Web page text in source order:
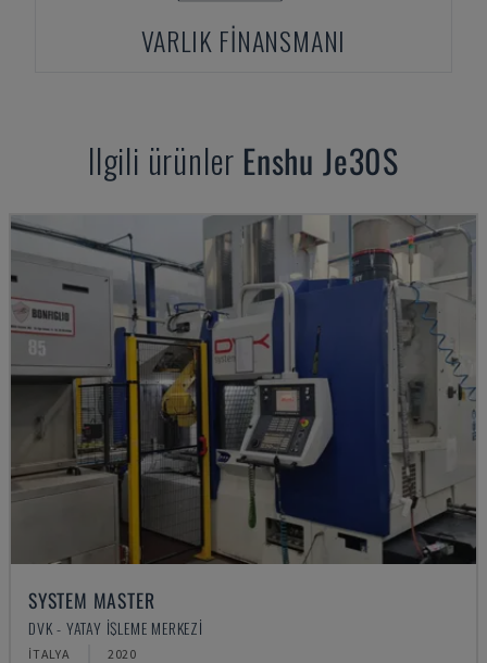
VARLIK FINANSMANI
Ilgili ürünler Enshu Je30S
SYSTEM MASTER
DVK - YATAY İŞLEME MERKEZI
İTALYA 2020